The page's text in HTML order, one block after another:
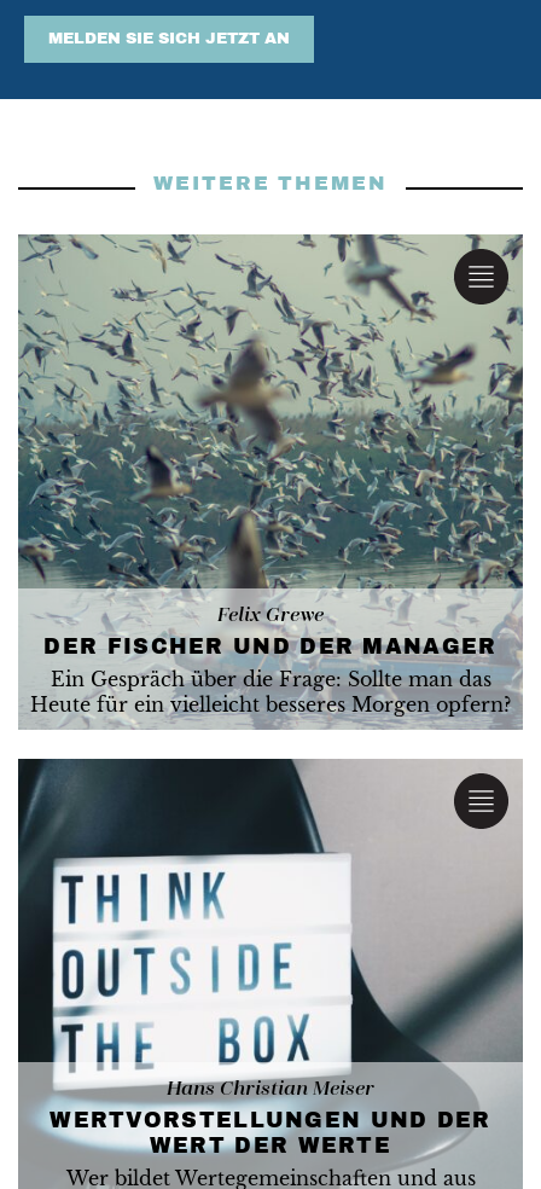
MELDEN SIE SICH JETZT AN
WEITERE THEMEN
Felix Grewe
DER FISCHER UND DER MANAGER
Ein Gespräch über die Frage: Sollte man das
Heute für ein vielleicht besseres Morgen opfern?
Hans Christian Meiser
WERT­VOR­STELLUNGEN UND DER
WERT DER WERTE
Wer bildet Wertegemeinschaften und aus